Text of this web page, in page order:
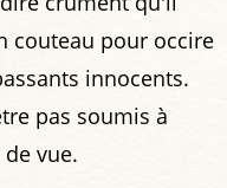
couteau pour occire
innocents.
pas soumis à
vue.